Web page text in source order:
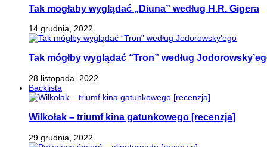
Tak mogłaby wyglądać „Diuna” według H.R. Gigera
14 grudnia, 2022
Tak mógłby wyglądać “Tron” według
28 listopada, 2022
Backlista
Wilkołak – triumf kina gatunkowego [recenzja]
29 grudnia, 2022